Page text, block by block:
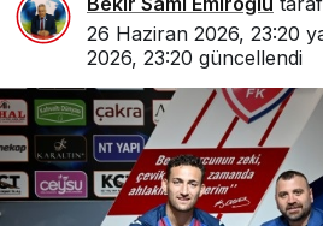
26 Haziran 2026, 23:20
2026, 23:20 güncellendi